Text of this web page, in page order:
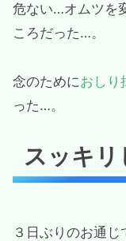
危ない…オムツを
ころだった…。
念のためにおしり
った…。
スッキ
３日ぶりのお通じ